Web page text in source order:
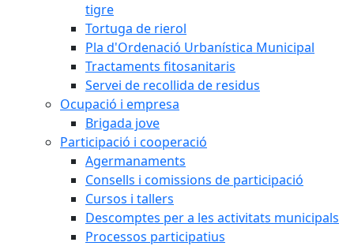
tigre
Tortuga de rierol
Pla d'Ordenació Urbanística Municipal
Tractaments fitosanitaris
Servei de recollida de residus
Ocupació i empresa
Brigada jove
Participació i cooperació
Agermanaments
Consells i comissions de participació
Cursos i tallers
Descomptes per a les activitats municipals
Processos participatius